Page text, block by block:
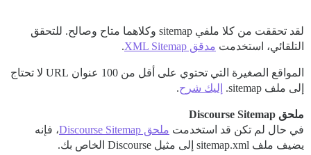
لقد تحققت من كلا ملفي sitemap وكلاهما متاح وصالح. للتحقق
التلقائي، استخدمت مدقق XML Sitemap .
المواقع الصغيرة التي تحتوي على أقل من 100 عنوان URL لا تحتاج
إلى ملف sitemap.
إليك شرح.
ملحق Discourse Sitemap
في حال لم تكن قد استخدمت ملحق Discourse Sitemap
، فإنه
يضيف ملف sitemap.xml إلى مثيل Discourse الخاص بك.